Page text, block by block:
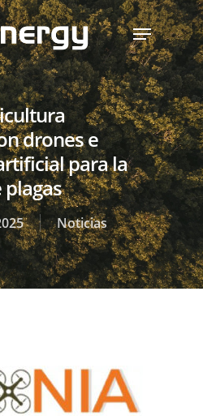
Menu
drones e
para la
Noticias